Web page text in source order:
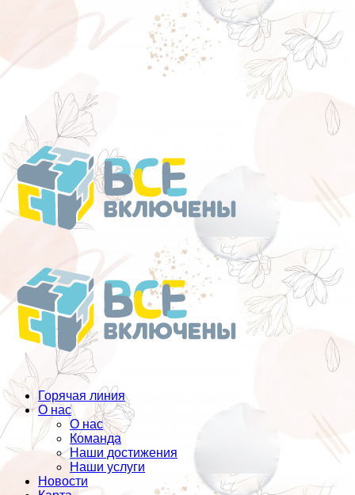
Перейти
к
содержанию
Горячая линия
О нас
О нас
Команда
Наши достижения
Наши услуги
Новости